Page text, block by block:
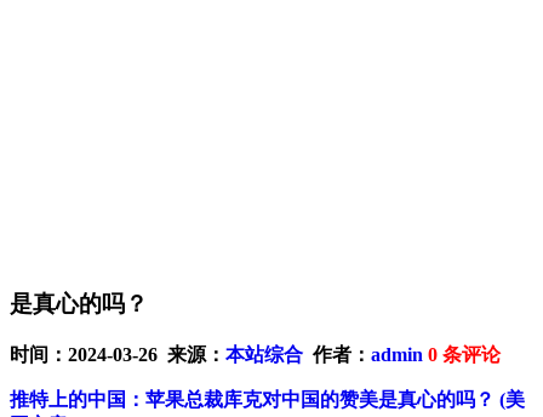
是真心的吗？
时间：2024-03-26 来源： 本站综合 作者： admin 0 条评论
推特上的中国：苹果总裁库克对中国的赞美是真心的吗？ (美